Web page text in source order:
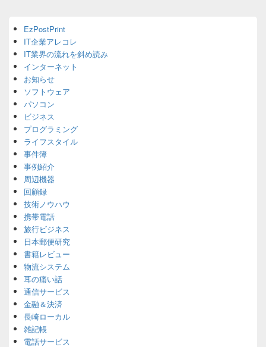
Sidebar
Widget
Area
EzPostPrint
IT企業アレコレ
IT業界の流れを斜め読み
インターネット
お知らせ
ソフトウェア
パソコン
ビジネス
プログラミング
ライフスタイル
事件簿
事例紹介
周辺機器
回顧録
技術ノウハウ
携帯電話
旅行ビジネス
日本郵便研究
書籍レビュー
物流システム
耳の痛い話
通信サービス
金融＆決済
長崎ローカル
雑記帳
電話サービス